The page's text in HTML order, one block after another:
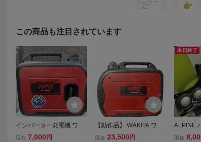
この商品も注目されています
インバーター発電機 ワキ
タ WAKITA MEIHO HPG1
現在 7,000 円
【動作品】 WAKITA ワキ
タ インバーター ガソリ
現在 23,500 円
本日終了
ALPINE
ーファー
現在